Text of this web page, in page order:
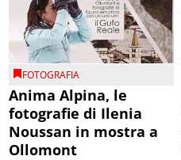
FOTOGRAFIA
Anima Alpina, le
fotografie di Ilenia
Noussan in mostra a
Ollomont